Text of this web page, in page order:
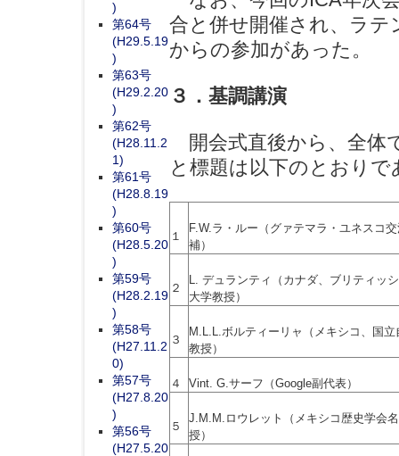
合と併せ開催され、ラテ
からの参加があった。
３．基調講演
開会式直後から、全体
と標題は以下のとおりで
１
F.W.ラ・ルー（グァテマラ・ユネスコ
補）
２
L. デュランティ（カナダ、ブリティッ
大学教授）
３
M.L.L.ボルティーリャ（メキシコ、国立
教授）
４ Vint. G.サーフ（Google副代表）
５
J.M.M.ロウレット（メキシコ歴史学会
授）
)
第64号
(H29.5.19
)
第63号
(H29.2.20
)
第62号
(H28.11.2
1)
第61号
(H28.8.19
)
第60号
(H28.5.20
)
第59号
(H28.2.19
)
第58号
(H27.11.2
0)
第57号
(H27.8.20
)
第56号
(H27.5.20